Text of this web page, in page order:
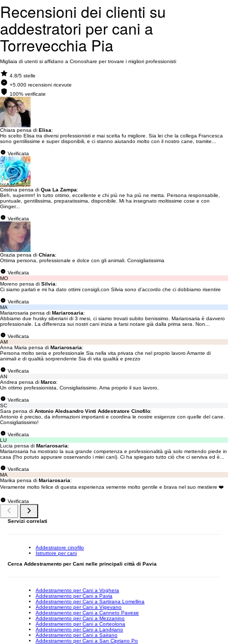
Recensioni dei clienti su
addestratori per cani a
Torrevecchia Pia
Migliaia di utenti si affidano a Cronoshare per trovare i migliori professionisti
4.8/5 stelle
+5.000 recensioni ricevute
100% verificate
Chiara pensa di Elisa:
Ho scelto Elisa tra diversi professionisti e mai scelta fu migliore. Sia lei che la collega Francesca
sono gentilissime e super disponibili, e ci stanno aiutando molto con il nostro cane, tramite...
Verificata
Cristina pensa di Qua La Zampa:
Beh, superrrrrr! In tutto ottimo, eccellente e chi più ne ha più ne metta. Persona responsabile,
puntuale, gentilissima, preparatissima, disponibile. Mi ha insegnato moltissime cose e con
Ginger...
Verificata
Grazia pensa di Chiara:
Ottima persona, professionale e dolce con gli animali. Consigliatissima
Verificata
MO
Moreno pensa di Silvia:
Ci siamo parlati e mi ha dato ottimi consigli,con Silvia sono d’accordo che ci dobbiamo risentire
Verificata
MA
Mariarosaria pensa di Mariarosaria:
Abbiamo due husky siberiani di 3 mesi, ci siamo trovati subito benissimo. Mariarosaria è davvero
professionale. La differenza sui nostri cani inizia a farsi notare già dalla prima sera. Non...
Verificata
AM
Anna Maria pensa di Mariarosaria:
Persona molto seria e professionale Sia nella vita privata che nel proprio lavoro Amante di
animali e di qualità sorprendente Sia di vita qualità e prezzo
Verificata
AN
Andrea pensa di Marco:
Un ottimo professionista, Consigliatissimo. Ama proprio il suo lavoro.
Verificata
SC
Sara pensa di Antonio Aledsandro Vinti Addestratore Cinofilo:
Antonio é preciso, da informazioni importanti e coordina le nostre esigenze con quelle del cane.
Consigliatissimo!
Verificata
LU
Lucia pensa di Mariarosaria:
Mariarosaria ha mostrato la sua grande competenza e professionalità già solo mettendo piede in
casa (l'ho potuto appurare osservando i miei cani). Ci ha spiegato tutto ciò che ci serviva ed è...
Verificata
MA
Marika pensa di Mariarosaria:
Veramente molto felice di questa esperienza vemente molto gentile e brava nel suo mestiere ❤️
Verificata
Servizi correlati
Addestratore cinofilo
Istruttore per cani
Cerca Addestramento per Cani nelle principali città di Pavia
Addestramento per Cani a Voghera
Addestramento per Cani a Pavia
Addestramento per Cani a Sartirana Lomellina
Addestramento per Cani a Vigevano
Addestramento per Cani a Canneto Pavese
Addestramento per Cani a Mezzanino
Addestramento per Cani a Corteolona
Addestramento per Cani a Landriano
Addestramento per Cani a Sairano
Addestramento per Cani a San Cipriano Po